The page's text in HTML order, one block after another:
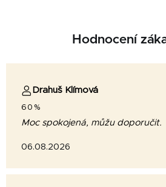
Hodnocení
Drahuš Klímová
60%
Moc spokojená, můžu doporučit.
06.08.2026